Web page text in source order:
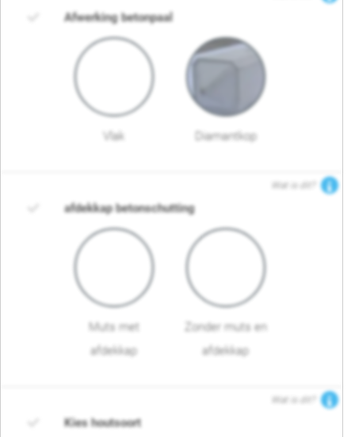
Afwerking betonpaal
Vlak Diamantkop
Wat is dit?
afdekkap betonschutting
Muts met
afdekkap
Zonder muts en
afdekkap
Wat is dit?
Kies houtsoort